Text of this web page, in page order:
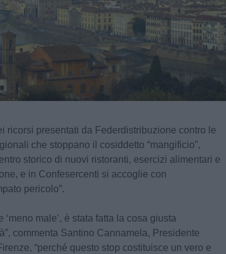
ricorsi presentati da Federdistribuzione contro le
che stoppano il cosiddetto “mangificio”,
storico di nuovi ristoranti, esercizi alimentari e
e in Confesercenti si accoglie con
pericolo”.
‘meno male’, è stata fatta la cosa giusta
commenta Santino Cannamela, Presidente
“perché questo stop costituisce un vero e